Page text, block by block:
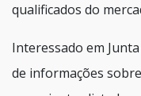
qualificados do
Interessado em
de informações